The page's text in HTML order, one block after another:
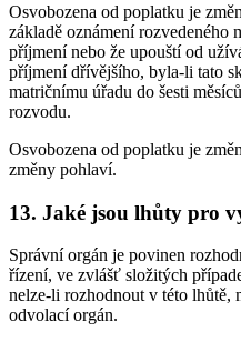
Osvobozena od poplatku je
základě oznámení rozvedeného
příjmení nebo že upouští od
příjmení dřívějšího, byla-li tato
matričnímu úřadu do šesti
rozvodu.
Osvobozena od poplatku je
změny pohlaví.
13. Jaké jsou lhůty pro
Správní orgán je povinen
řízení, ve zvlášť složitých
nelze-li rozhodnout v této lhůtě,
odvolací orgán.